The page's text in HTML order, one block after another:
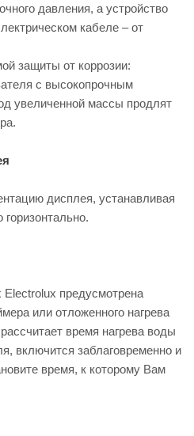
давления, а устройство
кабеле – от
защиты от коррозии:
с высокопрочным
увеличенной массы продлят
дисплея, устанавливая
Electrolux предусмотрена
или отложенного нагрева
время нагрева воды
включится заблаговременно и
время, к которому Вам